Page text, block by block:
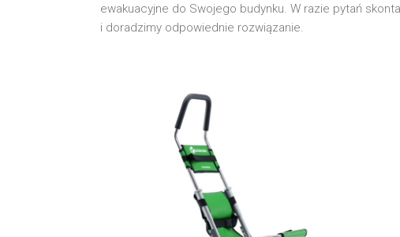
ewakuacyjne do Swojego budynku. W razie pytań
i doradzimy odpowiednie rozwiązanie.